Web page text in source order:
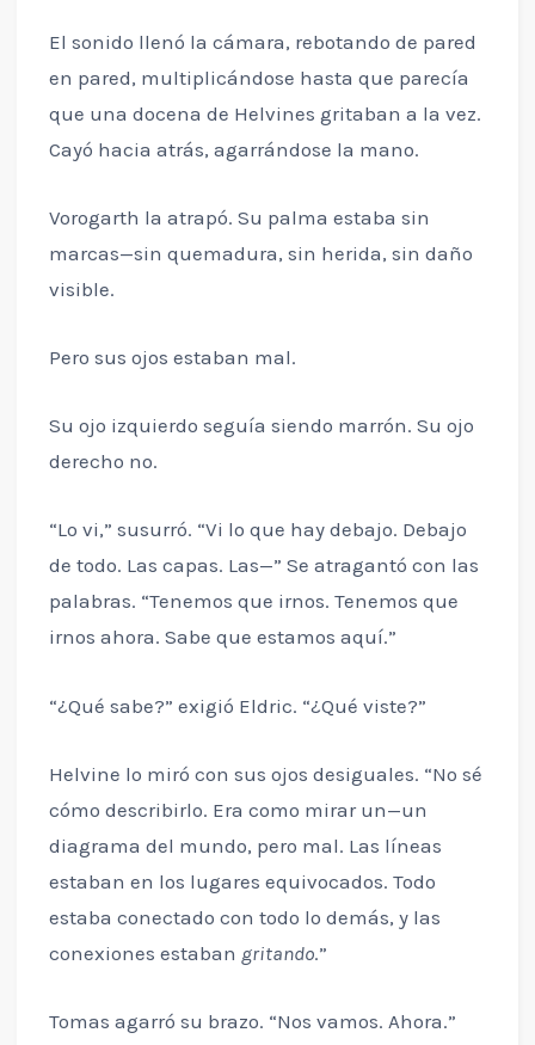
El sonido llenó la cámara, rebotando de pared
en pared, multiplicándose hasta que parecía
que una docena de Helvines gritaban a la vez.
Cayó hacia atrás, agarrándose la mano.
Vorogarth la atrapó. Su palma estaba sin
marcas—sin quemadura, sin herida, sin daño
visible.
Pero sus ojos estaban mal.
Su ojo izquierdo seguía siendo marrón. Su ojo
derecho no.
“Lo vi,” susurró. “Vi lo que hay debajo. Debajo
de todo. Las capas. Las—” Se atragantó con las
palabras. “Tenemos que irnos. Tenemos que
irnos ahora. Sabe que estamos aquí.”
“¿Qué sabe?” exigió Eldric. “¿Qué viste?”
Helvine lo miró con sus ojos desiguales. “No sé
cómo describirlo. Era como mirar un—un
diagrama del mundo, pero mal. Las líneas
estaban en los lugares equivocados. Todo
estaba conectado con todo lo demás, y las
conexiones estaban gritando.”
Tomas agarró su brazo. “Nos vamos. Ahora.”